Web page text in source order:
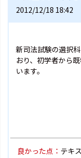
2012/12/18 18:42
新司法試験の選択
おり、初学者から
います。
良かった点： テキ